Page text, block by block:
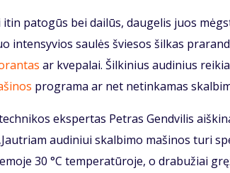
patogūs bei dailūs, daugelis juos
intensyvios saulės šviesos šilkas
ar kvepalai. Šilkinius audinius
programa ar net netinkamas
ekspertas Petras Gendvilis
audiniui skalbimo mašinos turi
30 °C temperatūroje, o drabužiai